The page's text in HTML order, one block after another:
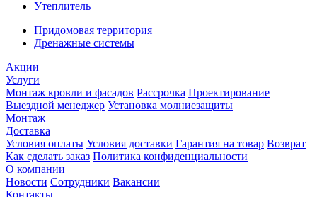
Утеплитель
Придомовая территория
Дренажные системы
Акции
Услуги
Монтаж кровли и фасадов Рассрочка Проектирование
Выездной менеджер Установка молниезащиты
Монтаж
Доставка
Условия оплаты Условия доставки Гарантия на товар Возврат
Как сделать заказ Политика конфиденциальности
О компании
Новости Сотрудники Вакансии
Контакты